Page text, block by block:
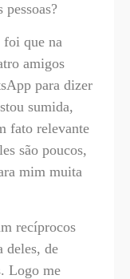
pessoas?
foi que na
amigos
para dizer
sumida,
fato relevante
são poucos,
mim muita
recíprocos
deles, de
Logo me